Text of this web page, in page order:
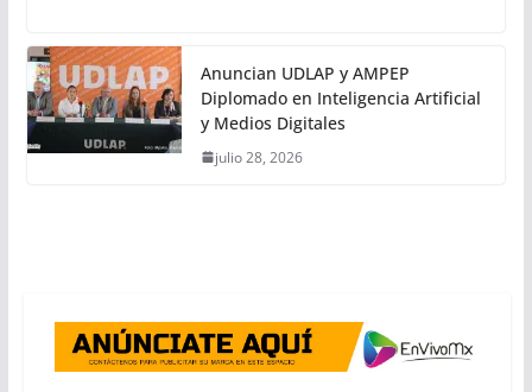
Anuncian UDLAP y AMPEP
Diplomado en Inteligencia Artificial
y Medios Digitales
julio 28, 2026